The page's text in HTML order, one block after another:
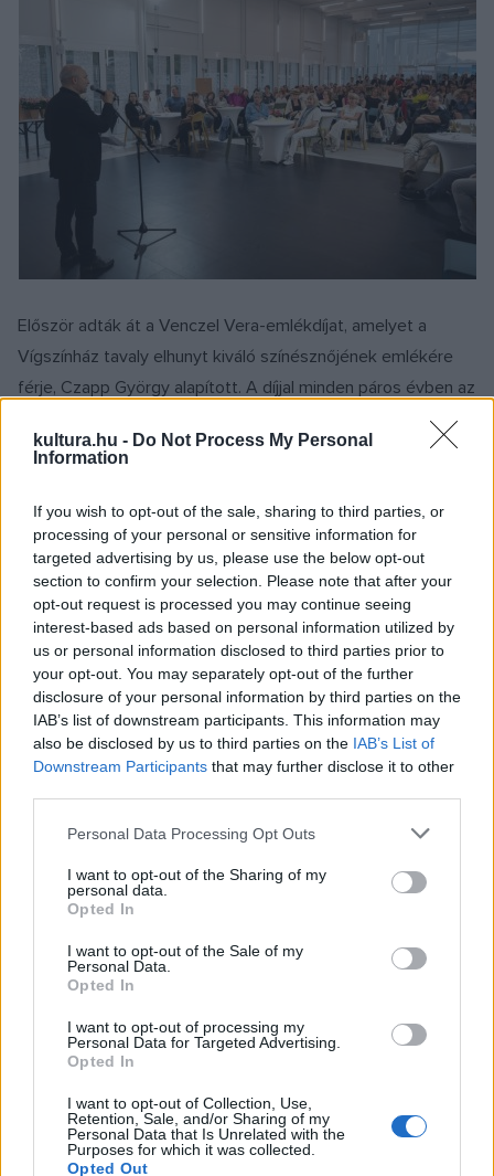
kultura.hu - Do Not Process My Personal
Information
If you wish to opt-out of the sale, sharing to third parties, or
processing of your personal or sensitive information for
targeted advertising by us, please use the below opt-out
section to confirm your selection. Please note that after your
opt-out request is processed you may continue seeing
interest-based ads based on personal information utilized by
us or personal information disclosed to third parties prior to
your opt-out. You may separately opt-out of the further
disclosure of your personal information by third parties on the
IAB’s list of downstream participants. This information may
also be disclosed by us to third parties on the IAB’s List of
Downstream Participants that may further disclose it to other
Please note that this website/app uses one or more Google
not limited to your visit or usage behaviour. You may click to
grant or deny consent to Google and its third-party tags to
use your data for below specified purposes in below Google
consent section.
Personal Data Processing Opt Outs
I want to opt-out of the Sharing of my
personal data.
Opted In
I want to opt-out of the Sale of my
Personal Data.
Opted In
I want to opt-out of processing my
Personal Data for Targeted Advertising.
Opted In
I want to opt-out of Collection, Use,
Retention, Sale, and/or Sharing of my
Personal Data that Is Unrelated with the
Purposes for which it was collected.
Opted Out
Először adták át a Venczel Vera-emlékdíjat, amelyet a
Vígszínház tavaly elhunyt kiváló színésznőjének emlékére
férje, Czapp György alapított. A díjjal minden páros évben az
évad legjobb díszlettervezőjét, páratlan évben a legjobb
jelmeztervezőjét jutalmazzák. A díjat elsőként Pater
A társulat titkos szavazatai alapján a legjobb 32 év alatti
színésznek járó Hegedűs Gyula-emlékgyűrűt Szántó Balázs
nyerte el.
A Harsányi Zsolt-emlékdíjat Kútvölgyi Erzsébetnek ítélte
oda a díj alapítványának kuratóriuma. A társulatért végzett
odaadó munkájáért és kimagasló művészi teljesítményéért
Héjj János ügyelő, Fesztbaum Béla és Lukács Sándor
öltöztető és Tóth Lajosné anyagkönyvelő vehette át.
A 2021/22-es évadban a művészek közel 80 beugrással
mentettek meg előadásokat. Egészen extrém esetek is
hogy egy óra múlva aSzerelmek városában a vak koldus
szerepében kell színpadra állnia, így fordulhatott elő, hogy
aznap a vak koldus szövegkönyvet tartott a kezében.
Horváth Szabolcs szintén csak néhány órával az előadás
előtt tudta meg, hogyA diktátorban Schultz hadnagy